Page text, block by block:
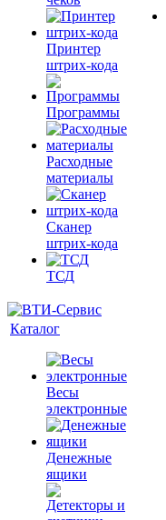
Принтер
штрих-кода
Программы
Расходные
материалы
Сканер
штрих-кода
ТСД
Каталог
Весы
электронные
Денежные
ящики